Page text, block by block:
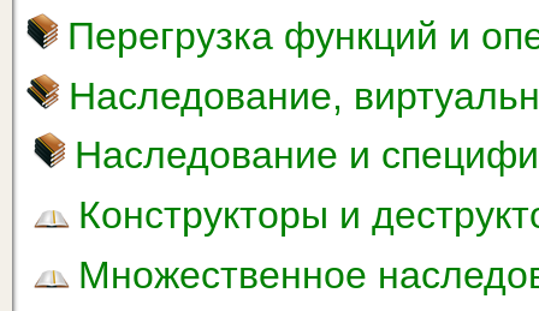
Перегрузка функций и
Наследование,
Наследование и
Конструкторы и
Множественное